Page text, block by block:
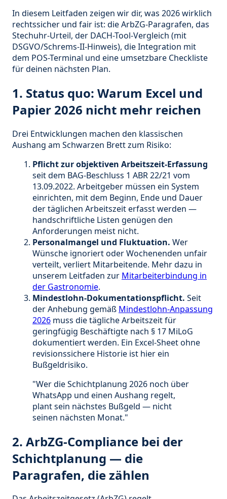
In diesem Leitfaden zeigen wir dir, was 2026 wirklich
rechtssicher und fair ist: die ArbZG-Paragrafen, das
Stechuhr-Urteil, der DACH-Tool-Vergleich (mit
DSGVO/Schrems-II-Hinweis), die Integration mit
dem POS-Terminal und eine umsetzbare Checkliste
für deinen nächsten Plan.
1. Status quo: Warum Excel und
Papier 2026 nicht mehr reichen
Drei Entwicklungen machen den klassischen
Aushang am Schwarzen Brett zum Risiko:
Pflicht zur objektiven Arbeitszeit-Erfassung
seit dem BAG-Beschluss 1 ABR 22/21 vom
13.09.2022. Arbeitgeber müssen ein System
einrichten, mit dem Beginn, Ende und Dauer
der täglichen Arbeitszeit erfasst werden —
handschriftliche Listen genügen den
Anforderungen meist nicht.
Personalmangel und Fluktuation. Wer
Wünsche ignoriert oder Wochenenden unfair
verteilt, verliert Mitarbeitende. Mehr dazu in
unserem Leitfaden zur Mitarbeiterbindung in
der Gastronomie.
Mindestlohn-Dokumentationspflicht. Seit
der Anhebung gemäß Mindestlohn-Anpassung
2026 muss die tägliche Arbeitszeit für
geringfügig Beschäftigte nach § 17 MiLoG
dokumentiert werden. Ein Excel-Sheet ohne
revisionssichere Historie ist hier ein
Bußgeldrisiko.
"Wer die Schichtplanung 2026 noch über
WhatsApp und einen Aushang regelt,
plant sein nächstes Bußgeld — nicht
seinen nächsten Monat."
2. ArbZG-Compliance bei der
Schichtplanung — die
Paragrafen, die zählen